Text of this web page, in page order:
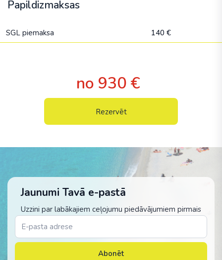
Papildizmaksas
SGL piemaksa 140 €
no 930 €
Rezervēt
Jaunumi Tavā e-pastā
Uzzini par labākajiem ceļojumu piedāvājumiem pirmais
Abonēt